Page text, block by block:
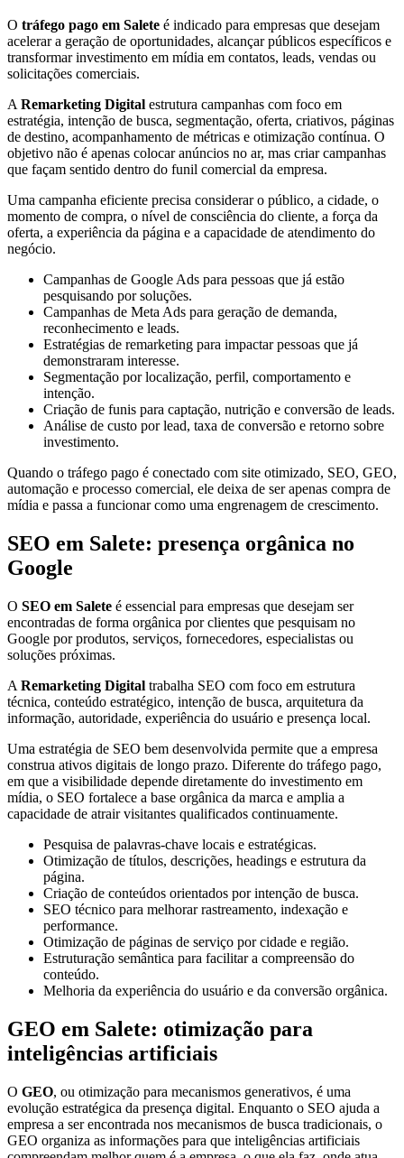
O tráfego pago em Salete é indicado para empresas que desejam
acelerar a geração de oportunidades, alcançar públicos específicos e
transformar investimento em mídia em contatos, leads, vendas ou
solicitações comerciais.
A Remarketing Digital estrutura campanhas com foco em
estratégia, intenção de busca, segmentação, oferta, criativos, páginas
de destino, acompanhamento de métricas e otimização contínua. O
objetivo não é apenas colocar anúncios no ar, mas criar campanhas
que façam sentido dentro do funil comercial da empresa.
Uma campanha eficiente precisa considerar o público, a cidade, o
momento de compra, o nível de consciência do cliente, a força da
oferta, a experiência da página e a capacidade de atendimento do
negócio.
Campanhas de Google Ads para pessoas que já estão
pesquisando por soluções.
Campanhas de Meta Ads para geração de demanda,
reconhecimento e leads.
Estratégias de remarketing para impactar pessoas que já
demonstraram interesse.
Segmentação por localização, perfil, comportamento e
intenção.
Criação de funis para captação, nutrição e conversão de leads.
Análise de custo por lead, taxa de conversão e retorno sobre
investimento.
Quando o tráfego pago é conectado com site otimizado, SEO, GEO,
automação e processo comercial, ele deixa de ser apenas compra de
mídia e passa a funcionar como uma engrenagem de crescimento.
SEO em Salete: presença orgânica no
Google
O SEO em Salete é essencial para empresas que desejam ser
encontradas de forma orgânica por clientes que pesquisam no
Google por produtos, serviços, fornecedores, especialistas ou
soluções próximas.
A Remarketing Digital trabalha SEO com foco em estrutura
técnica, conteúdo estratégico, intenção de busca, arquitetura da
informação, autoridade, experiência do usuário e presença local.
Uma estratégia de SEO bem desenvolvida permite que a empresa
construa ativos digitais de longo prazo. Diferente do tráfego pago,
em que a visibilidade depende diretamente do investimento em
mídia, o SEO fortalece a base orgânica da marca e amplia a
capacidade de atrair visitantes qualificados continuamente.
Pesquisa de palavras-chave locais e estratégicas.
Otimização de títulos, descrições, headings e estrutura da
página.
Criação de conteúdos orientados por intenção de busca.
SEO técnico para melhorar rastreamento, indexação e
performance.
Otimização de páginas de serviço por cidade e região.
Estruturação semântica para facilitar a compreensão do
conteúdo.
Melhoria da experiência do usuário e da conversão orgânica.
GEO em Salete: otimização para
inteligências artificiais
O GEO, ou otimização para mecanismos generativos, é uma
evolução estratégica da presença digital. Enquanto o SEO ajuda a
empresa a ser encontrada nos mecanismos de busca tradicionais, o
GEO organiza as informações para que inteligências artificiais